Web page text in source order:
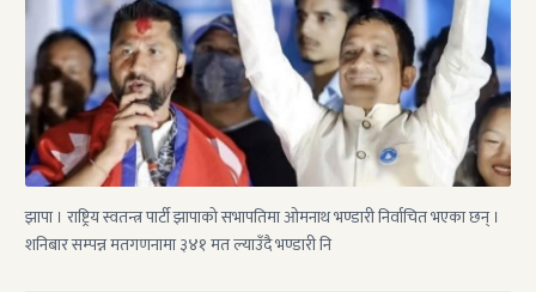
झापा । राष्ट्रिय स्वतन्त्र पार्टी झापाको सभापतिमा ओमनाथ भण्डारी निर्वाचित भएका छन् ।
शनिबार सम्पन्न मतगणनामा ३४१ मत ल्याउँदै भण्डारी नि